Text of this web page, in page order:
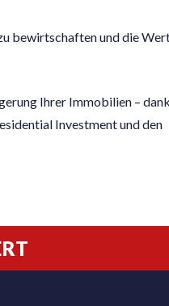
bewirtschaften und die
Ihrer Immobilien – dank
Investment und den